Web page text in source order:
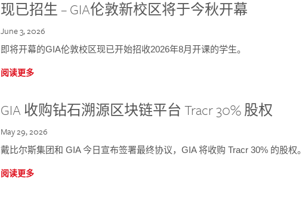
现已招生 – GIA伦敦新校区将于今秋开幕
June 3, 2026
即将开幕的GIA伦敦校区现已开始招收2026年8月开课的学生。
阅读更多
GIA 收购钻石溯源区块链平台 Tracr 30% 股权
May 29, 2026
戴比尔斯集团和 GIA 今日宣布签署最终协议，GIA 将收购 Tracr 30% 的股权。
阅读更多